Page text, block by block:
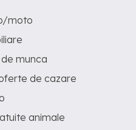
moto
munca
de cazare
animale